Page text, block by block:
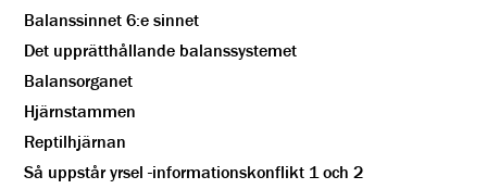
Balanssinnet 6:e sinnet
Det upprätthållande balanssystemet
Balansorganet
Hjärnstammen
Reptilhjärnan
Så uppstår yrsel -informationskonflikt 1 och 2